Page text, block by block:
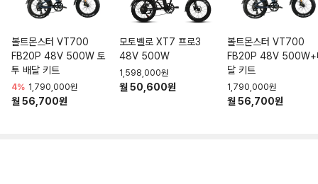
볼트몬스터 VT700
FB20P 48V 500W 토
투 배달 키트
4% 1,790,000원
월 56,700원
모토벨로 XT7 프로3
48V 500W
1,598,000원
월 50,600원
볼트몬스터 VT700
FB20P 48V 500W+
달 키트
1,790,000원
월 56,700원